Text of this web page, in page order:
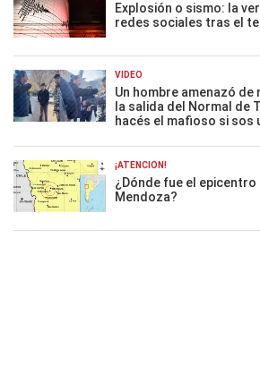
Explosión o sismo: la
redes sociales tras el
VIDEO
Un hombre amenazó de
la salida del Normal de
hacés el mafioso si sos
¡ATENCIÓN!
¿Dónde fue el
Mendoza?